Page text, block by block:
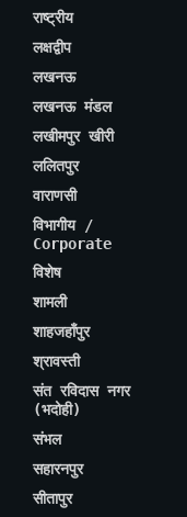
राष्ट्रीय
लक्षद्वीप
लखनऊ
लखनऊ मंडल
लखीमपुर खीरी
ललितपुर
वाराणसी
विभागीय /
Corporate
विशेष
शामली
शाहजहाँपुर
श्रावस्ती
संत रविदास नगर
(भदोही)
संभल
सहारनपुर
सीतापुर